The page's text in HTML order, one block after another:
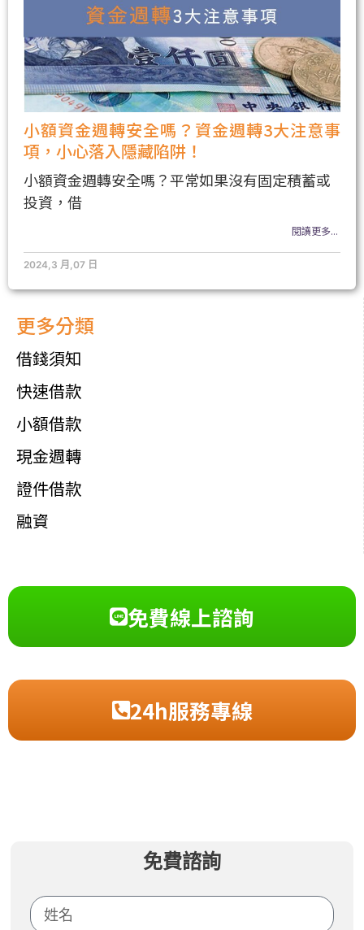
更多分類
借錢須知
快速借款
小額借款
現金週轉
證件借款
融資
小額資金週轉安全嗎？資金週轉3大注意事
項，小心落入隱藏陷阱！
小額資金週轉安全嗎？平常如果沒有固定積蓄或
投資，借
閱讀更多...
2024,3 月,07 日
免費線上諮詢
24h服務專線
免費諮詢